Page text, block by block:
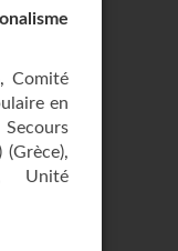
Comité
en
Secours
(Grèce),
Unité